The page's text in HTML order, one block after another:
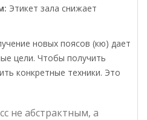
Этикет зала снижает
новых поясов (кю) дает
цели. Чтобы получить
конкретные техники. Это
не абстрактным, а